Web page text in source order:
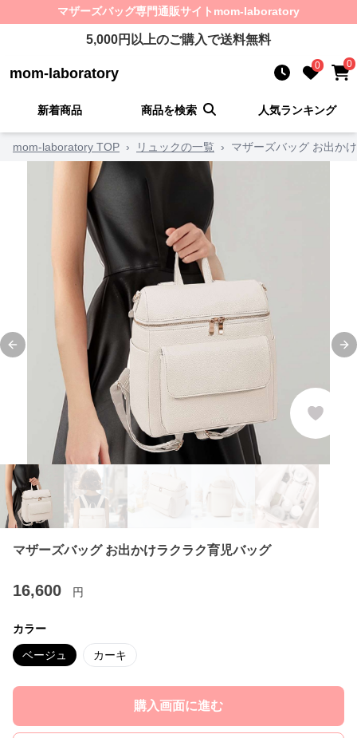
マザーズバッグ専門通販サイト mom-laboratory
5,000円以上のご購入で送料無料
mom-laboratory 0 0
新着商品 商品を検索 人気ランキング
mom-laboratory TOP › リュックの一覧 › マザーズバッグ お出か
Previous slide
マザーズバッグ お出かけラクラク育児バッグ
16,600 円
カラー
ベージュ カーキ
購入画面に進む